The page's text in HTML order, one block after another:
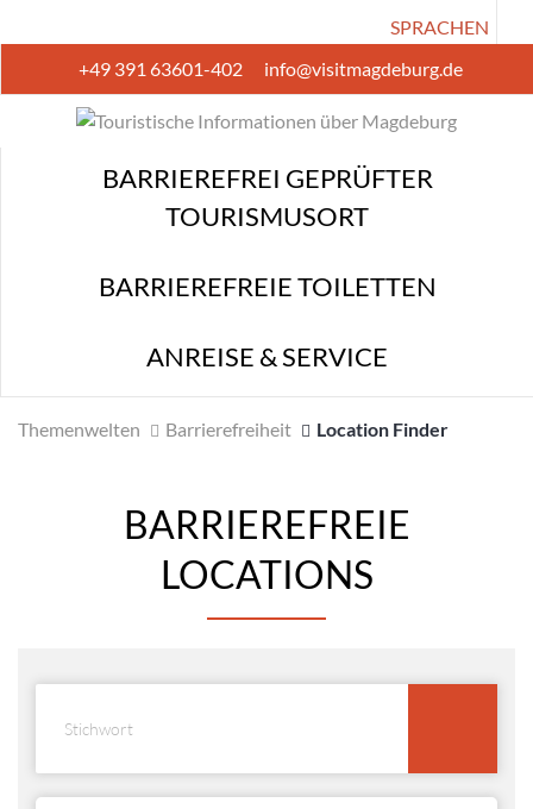
BARRIEREFREI GEPRÜFTER TOURISMUSORT
ANREISE & SERVICE
SPRACHEN
+49 391 63601-402
info@visitmagdeburg.de
BARRIEREFREI GEPRÜFTER
TOURISMUSORT
BARRIEREFREIE TOILETTEN
ANREISE & SERVICE
Themenwelten Barrierefreiheit Location Finder
BARRIEREFREIE
LOCATIONS